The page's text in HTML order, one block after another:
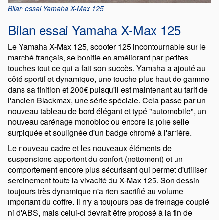
Bilan essai Yamaha X-Max 125
Bilan essai Yamaha X-Max 125
Le Yamaha X-Max 125, scooter 125 incontournable sur le
marché français, se bonifie en améliorant par petites
touches tout ce qui a fait son succès. Yamaha a ajouté au
côté sportif et dynamique, une touche plus haut de gamme
dans sa finition et 200€ puisqu'il est maintenant au tarif de
l'ancien Blackmax, une série spéciale. Cela passe par un
nouveau tableau de bord élégant et typé automobile , un
nouveau carénage monobloc ou encore la jolie selle
surpiquée et soulignée d'un badge chromé à l'arrière.
Le nouveau cadre et les nouveaux éléments de
suspensions apportent du confort (nettement) et un
comportement encore plus sécurisant qui permet d'utiliser
sereinement toute la vivacité du X-Max 125. Son dessin
toujours très dynamique n'a rien sacrifié au volume
important du coffre. Il n'y a toujours pas de freinage couplé
ni d'ABS, mais celui-ci devrait être proposé à la fin de